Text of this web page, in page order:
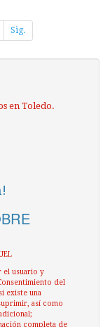
Sig.
en Toledo.
el usuario y
del
existe una
así como
completa de